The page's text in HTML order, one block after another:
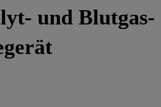
und Blutgas-